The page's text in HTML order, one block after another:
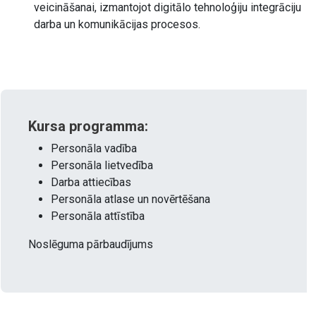
veicināšanai, izmantojot digitālo tehnoloģiju integrāciju
darba un komunikācijas procesos.
Kursa programma:
Personāla vadība
Personāla lietvedība
Darba attiecības
Personāla atlase un novērtēšana
Personāla attīstība
Noslēguma pārbaudījums